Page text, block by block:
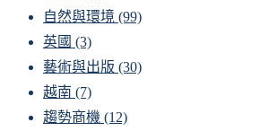
自然與環境 (99)
英國 (3)
藝術與出版 (30)
越南 (7)
趨勢商機 (12)